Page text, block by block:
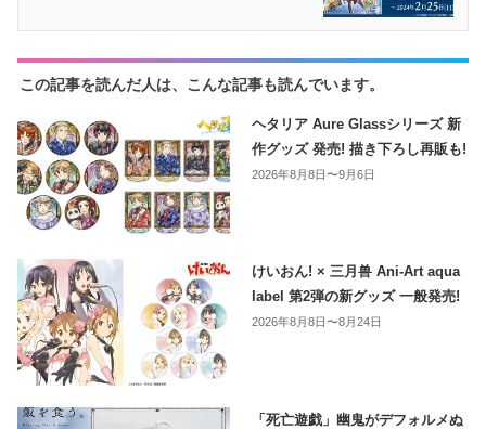
この記事を読んだ人は、こんな記事も読んでいます。
ヘタリア Aure Glassシリーズ 新
作グッズ 発売! 描き下ろし再販も!
2026年8月8日〜9月6日
けいおん! × 三月兽 Ani-Art aqua
label 第2弾の新グッズ 一般発売!
2026年8月8日〜8月24日
「死亡遊戯」幽鬼がデフォルメぬ